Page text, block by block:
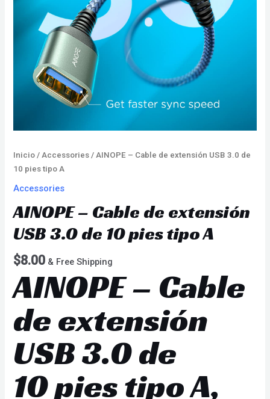
Inicio /Accessories / AINOPE – Cable de extensión USB 3.0 de
10 pies tipo A
Accessories
AINOPE – Cable de extensión
USB 3.0 de 10 pies tipo A
$8.00 & Free Shipping
AINOPE – Cable
de extensión
USB 3.0 de
10 pies tipo A,